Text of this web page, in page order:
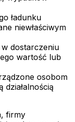
ładunku
niewłaściwym
dostarczeniu
wartość lub
osobom
firmy